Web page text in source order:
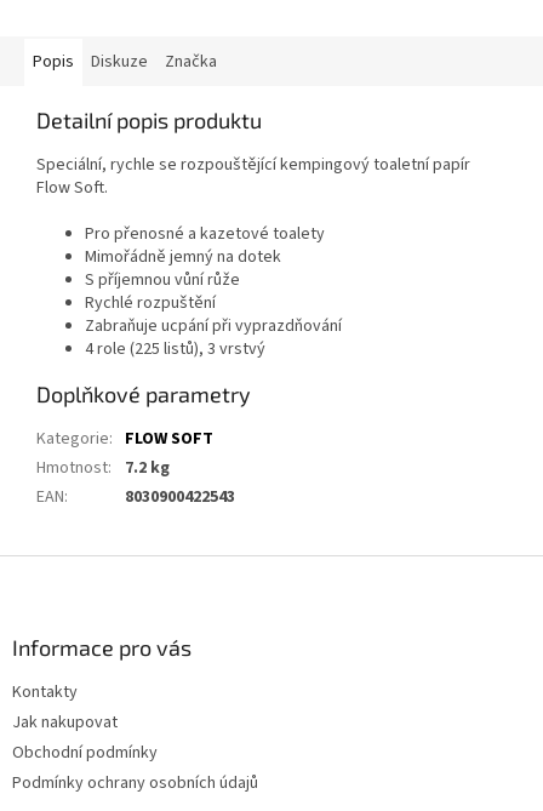
Popis Diskuze Značka
Detailní popis produktu
Speciální, rychle se rozpouštějící kempingový toaletní papír
Flow Soft.
Pro přenosné a kazetové toalety
Mimořádně jemný na dotek
S příjemnou vůní růže
Rychlé rozpuštění
Zabraňuje ucpání při vyprazdňování
4 role (225 listů), 3 vrstvý
Doplňkové parametry
Kategorie: FLOW SOFT
Hmotnost:
7.2 kg
EAN: 8030900422543
Informace pro vás
Kontakty
Jak nakupovat
Obchodní podmínky
Podmínky ochrany osobních údajů